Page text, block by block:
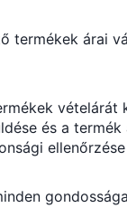
termékek árai
és a